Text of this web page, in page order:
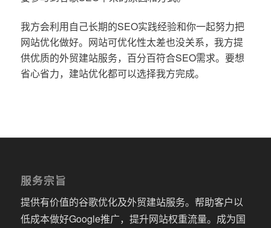
我方会利用自己长期的SEO实践经验和你一起努力把
网站优化做好。网站可优化性太差也没关系，我方提
供优质的外贸建站服务，百分百符合SEO需求。要想
省心省力，建站优化都可以选择我方完成。
服务宗旨
提供有价值的谷歌优化及外贸建站服务。帮助客户以
低成本做好Google推广，提升网站权重流量。成为国